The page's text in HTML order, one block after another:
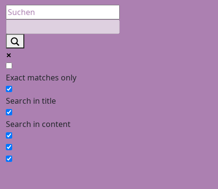
Exact matches only
Search in title
Search in content